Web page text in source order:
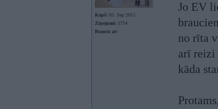
Kopš: 03. Sep 2015
Ziņojumi: 1714
Braucu ar:
Jo EV
no rīta
arī reizi
kāda